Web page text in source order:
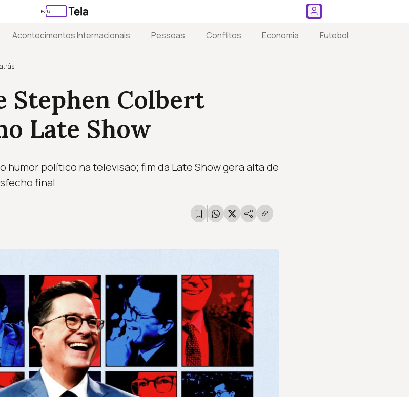
Acontecimentos Internacionais Pessoas Conflitos Economia Futebol
Stephen Colbert
Late Show
humor político na televisão; fim da Late Show gera alta de
final